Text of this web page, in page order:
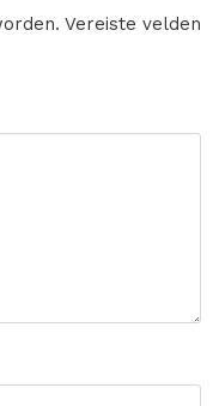
Vereiste velden